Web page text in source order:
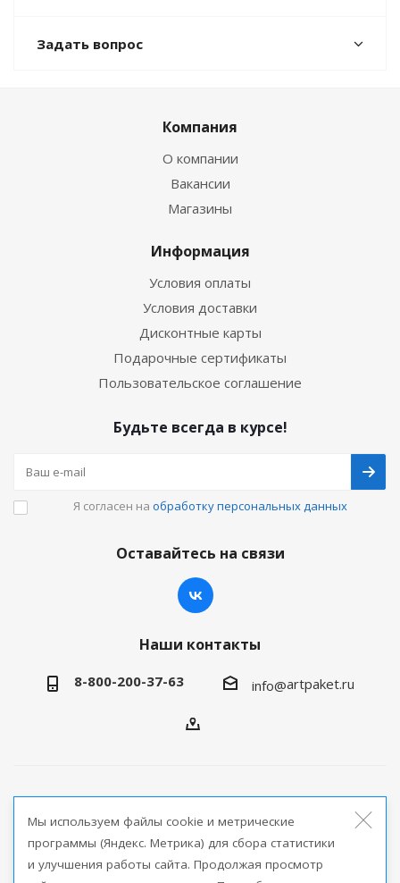
Задать вопрос
Компания
О компании
Вакансии
Магазины
Информация
Условия оплаты
Условия доставки
Дисконтные карты
Подарочные сертификаты
Пользовательское соглашение
Будьте всегда в курсе!
Я согласен на обработку персональных данных
Оставайтесь на связи
Наши контакты
8-800-200-37-63 info@artpaket.ru
продукции
Версия для печати
Мы используем файлы cookie и метрические
программы (Яндекс. Метрика) для сбора статистики
и улучшения работы сайта. Продолжая просмотр